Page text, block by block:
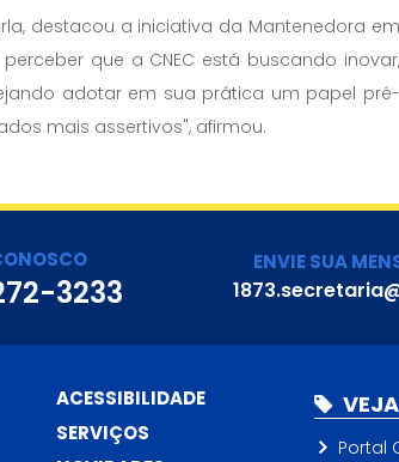
destacou a iniciativa da Mantenedora em
que a CNEC está buscando inovar,
adotar em sua prática um papel pré-
mais assertivos", afirmou.
3233
ENVIE SUA
ACESSIBILIDADE
SERVIÇOS
Portal